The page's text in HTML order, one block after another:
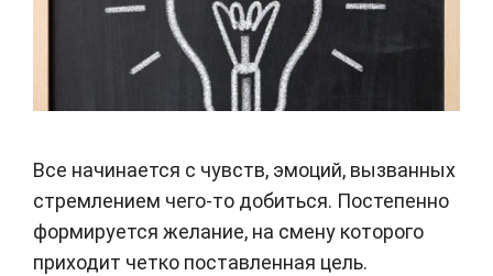
Все начинается с чувств, эмоций, вызванных
стремлением чего-то добиться. Постепенно
формируется желание, на смену которого
приходит четко поставленная цель.